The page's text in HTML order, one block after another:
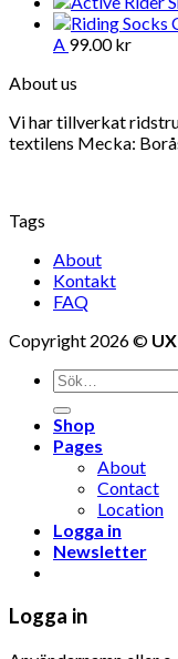
A 99.00kr
About us
Vi har tillverkat
textilens Mecka:
Tags
About
Kontakt
FAQ
Copyright 2026 ©
Shop
Pages
About
Contact
Location
Logga in
Newsletter
Logga in